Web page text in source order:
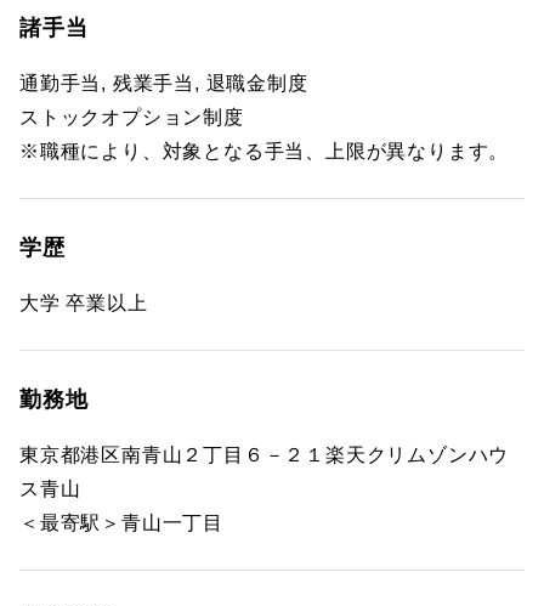
諸手当
通勤手当, 残業手当, 退職金制度
ストックオプション制度
※職種により、対象となる手当、上限が異なります。
学歴
大学 卒業以上
勤務地
東京都港区南青山２丁目６－２１楽天クリムゾンハウ
ス青山
＜最寄駅＞青山一丁目